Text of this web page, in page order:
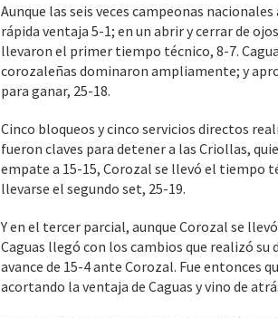
Aunque las seis veces campeonas
rápida ventaja 5-1; en un abrir y cerrar de
llevaron el primer tiempo técnico, 8-7.
corozaleñas dominaron ampliamente; y
para ganar, 25-18.
Cinco bloqueos y cinco servicios directos
fueron claves para detener a las Criollas,
empate a 15-15, Corozal se llevó el tiempo
llevarse el segundo set, 25-19.
Y en el tercer parcial, aunque Corozal se
Caguas llegó con los cambios que realizó
avance de 15-4 ante Corozal. Fue entonces
acortando la ventaja de Caguas y vino de